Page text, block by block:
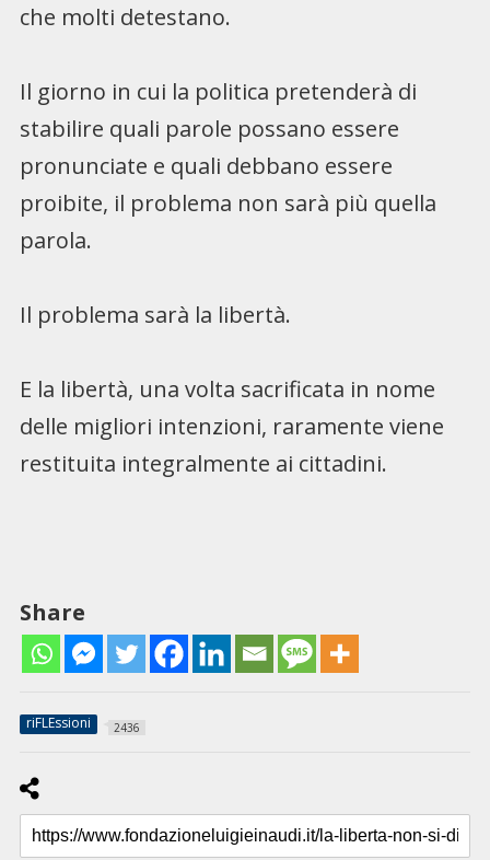
che molti detestano.
Il giorno in cui la politica pretenderà di
stabilire quali parole possano essere
pronunciate e quali debbano essere
proibite, il problema non sarà più quella
parola.
Il problema sarà la libertà.
E la libertà, una volta sacrificata in nome
delle migliori intenzioni, raramente viene
restituita integralmente ai cittadini.
Share
riFLEssioni 2436